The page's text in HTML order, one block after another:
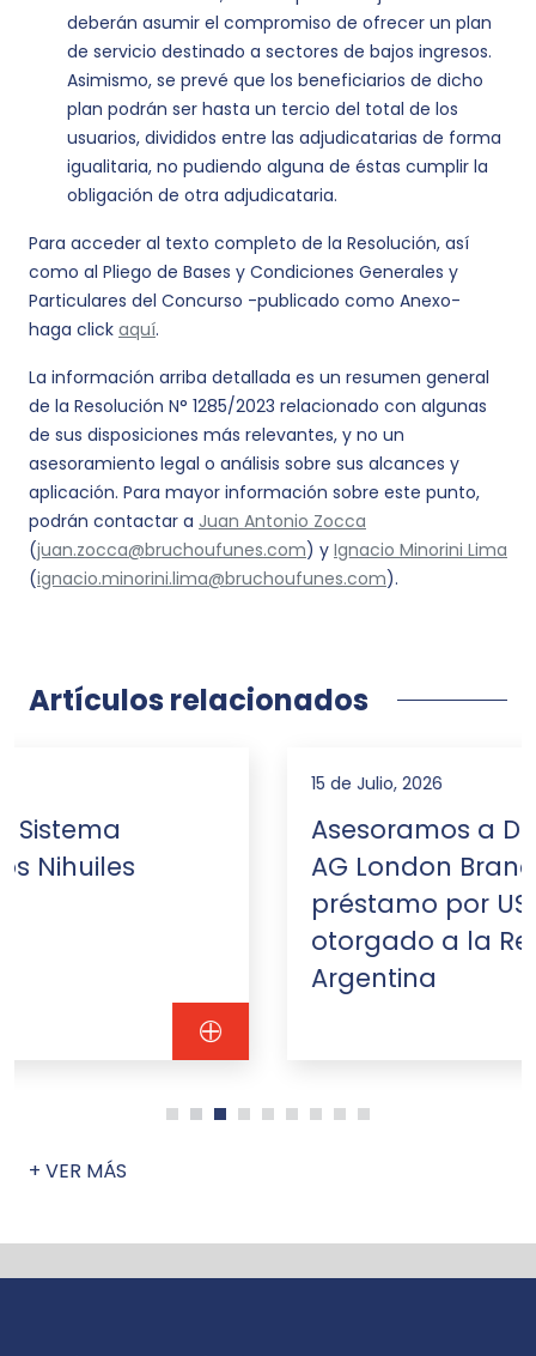
deberán asumir el compromiso de ofrecer un plan
de servicio destinado a sectores de bajos ingresos.
Asimismo, se prevé que los beneficiarios de dicho
plan podrán ser hasta un tercio del total de los
usuarios, divididos entre las adjudicatarias de forma
igualitaria, no pudiendo alguna de éstas cumplir la
obligación de otra adjudicataria.
Para acceder al texto completo de la Resolución, así
como al Pliego de Bases y Condiciones Generales y
Particulares del Concurso -publicado como Anexo-
haga click aquí.
La información arriba detallada es un resumen general
de la Resolución N° 1285/2023 relacionado con algunas
de sus disposiciones más relevantes, y no un
asesoramiento legal o análisis sobre sus alcances y
aplicación. Para mayor información sobre este punto,
podrán contactar a Juan Antonio Zocca
(juan.zocca@bruchoufunes.com) y Ignacio Minorini Lima
(ignacio.minorini.lima@bruchoufunes.com).
Artículos relacionados
Asesoramos a Deutsche Bank
AG London Branch en un
préstamo por US$1.200 millones
otorgado a la República
+ VER MÁS